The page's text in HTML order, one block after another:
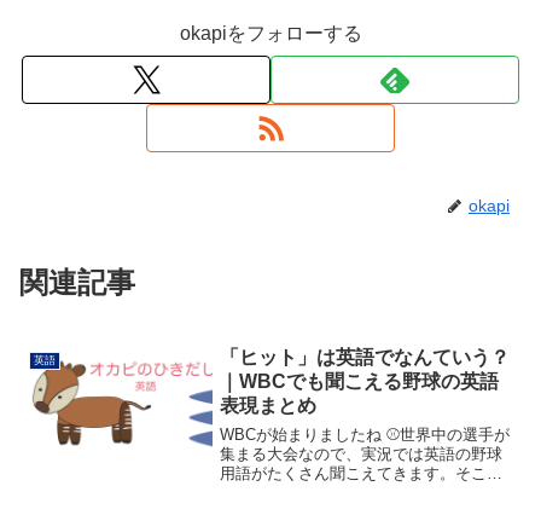
okapiをフォローする
okapi
関連記事
英語
「ヒット」は英語でなんていう？
｜WBCでも聞こえる野球の英語
表現まとめ
WBCが始まりましたね ⚾世界中の選手が
集まる大会なので、実況では英語の野球
用語がたくさん聞こえてきます。そこで